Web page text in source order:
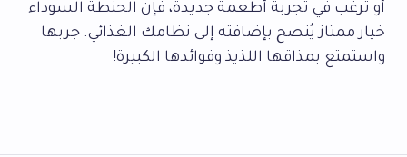
أو ترغب في تجربة أطعمة جديدة، فإن الحنطة السوداء
خيار ممتاز يُنصح بإضافته إلى نظامك الغذائي. جربها
واستمتع بمذاقها اللذيذ وفوائدها الكبيرة!